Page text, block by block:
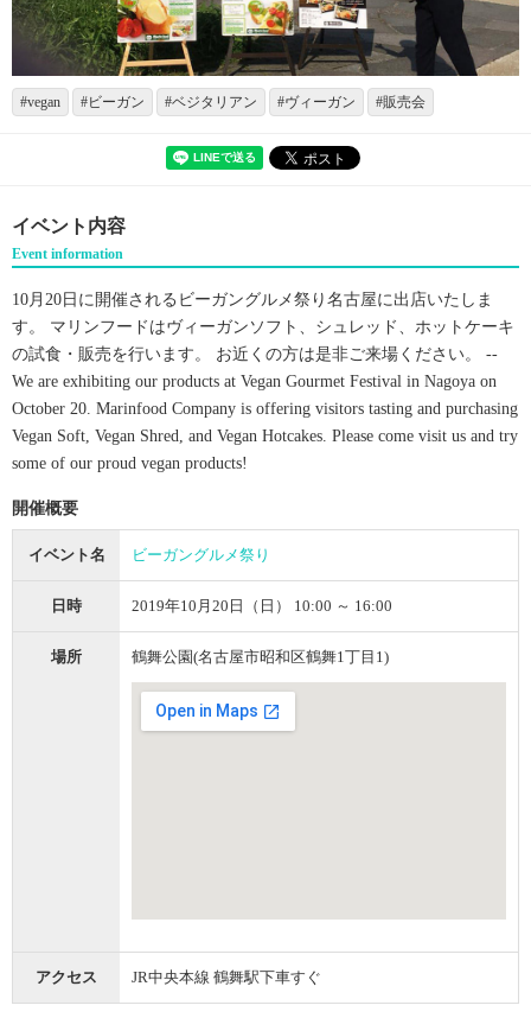
vegan ビーガン ベジタリアン ヴィーガン 販売会
イベント内容
Event information
10月20日に開催されるビーガングルメ祭り名古屋に出店いたしま
す。 マリンフードはヴィーガンソフト、シュレッド、ホットケーキ
の試食・販売を行います。 お近くの方は是非ご来場ください。 --
We are exhibiting our products at Vegan Gourmet Festival in Nagoya on
October 20. Marinfood Company is offering visitors tasting and purchasing
Vegan Soft, Vegan Shred, and Vegan Hotcakes. Please come visit us and try
some of our proud vegan products!
開催概要
イベント名 ビーガングルメ祭り
日時 2019年10月20日（日） 10:00 ～ 16:00
場所 鶴舞公園(名古屋市昭和区鶴舞1丁目1)
アクセス JR中央本線 鶴舞駅下車すぐ